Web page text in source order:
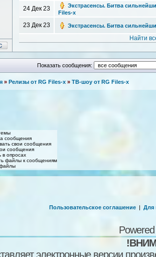
24 Дек 23
Экстрасенсы. Битва
Files-x
23 Дек 23 Экстрасенсы. Битва
Найти
Показать сообщения:
» Релизы от RG Files-x » ТВ-шоу от RG Files-x
сообщения
свои сообщения
сообщения
в опросах
файлы к сообщениям
файлы
Пользовательское соглашение | Для
электронные версии